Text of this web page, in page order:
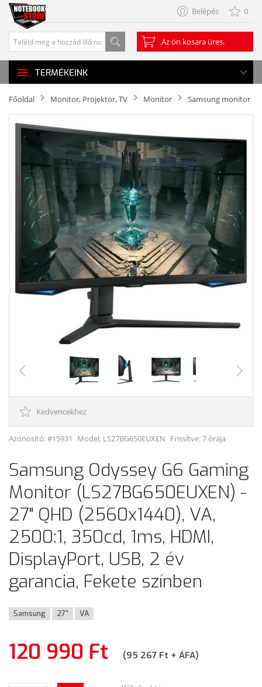
Belépés 0
Az ön kosara üres.
TERMÉKEINK
Főoldal Monitor, Projektor, TV Monitor Samsung monitor
Kedvencekhez
Azonosító: #15931 Model: LS27BG650EUXEN Frissítve: 7 órája
Samsung Odyssey G6 Gaming
Monitor (LS27BG650EUXEN) -
27" QHD (2560x1440), VA,
2500:1, 350cd, 1ms, HDMI,
DisplayPort, USB, 2 év
garancia, Fekete színben
Samsung 27" VA
120 990 Ft (95 267 Ft + ÁFA)